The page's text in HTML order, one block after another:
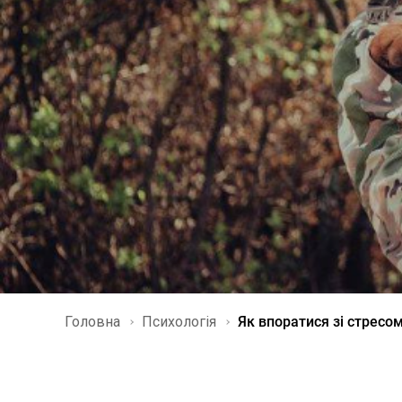
Головна Психологія Як впоратися зі